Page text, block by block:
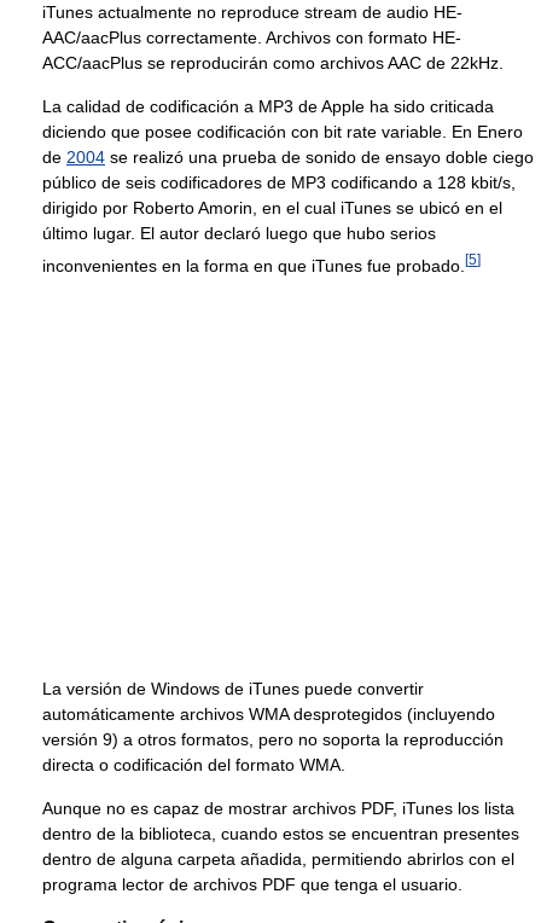
iTunes actualmente no reproduce stream de audio HE-
AAC/aacPlus correctamente. Archivos con formato HE-
ACC/aacPlus se reproducirán como archivos AAC de 22kHz.
La calidad de codificación a MP3 de Apple ha sido criticada
diciendo que posee codificación con bit rate variable. En Enero
de 2004 se realizó una prueba de sonido de ensayo doble ciego
público de seis codificadores de MP3 codificando a 128 kbit/s,
dirigido por Roberto Amorin, en el cual iTunes se ubicó en el
último lugar. El autor declaró luego que hubo serios
inconvenientes en la forma en que iTunes fue probado. [5]
La versión de Windows de iTunes puede convertir
automáticamente archivos WMA desprotegidos (incluyendo
versión 9) a otros formatos, pero no soporta la reproducción
directa o codificación del formato WMA.
Aunque no es capaz de mostrar archivos PDF, iTunes los lista
dentro de la biblioteca, cuando estos se encuentran presentes
dentro de alguna carpeta añadida, permitiendo abrirlos con el
programa lector de archivos PDF que tenga el usuario.